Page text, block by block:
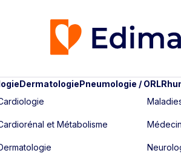
DermatologiePneumologie / ORL
et Métabolisme